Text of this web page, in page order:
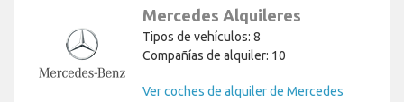
Mercedes Alquileres
Tipos de vehículos: 8
Compañías de alquiler: 10
Ver coches de alquiler de Mercedes